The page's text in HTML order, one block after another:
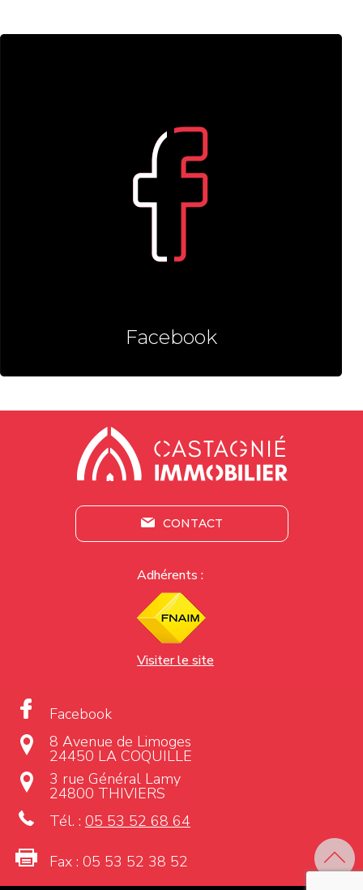
Facebook
CONTACT
Adhérents :
Visiter le site
Facebook
8 Avenue de Limoges
24450 LA COQUILLE
3 rue Général Lamy
24800 THIVIERS
Tél. : 05 53 52 68 64
Fax : 05 53 52 38 52